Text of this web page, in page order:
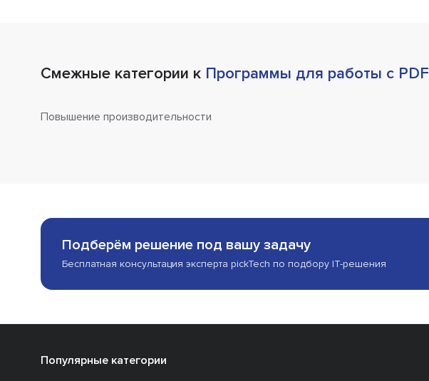
Смежные категории к Программы для работы с PDF
Повышение производительности
Подберём решение под вашу задачу
Бесплатная консультация эксперта pickTech по подбору IT-решения
Популярные категории